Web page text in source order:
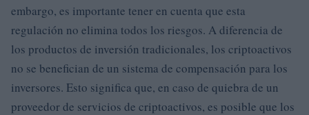
embargo, es importante tener en cuenta que esta
regulación no elimina todos los riesgos. A diferencia de
los productos de inversión tradicionales, los criptoactivos
no se benefician de un sistema de compensación para los
inversores. Esto significa que, en caso de quiebra de un
proveedor de servicios de criptoactivos, es posible que los